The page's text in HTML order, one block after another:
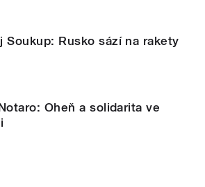
Soukup: Rusko sází na rakety
Oheň a solidarita ve